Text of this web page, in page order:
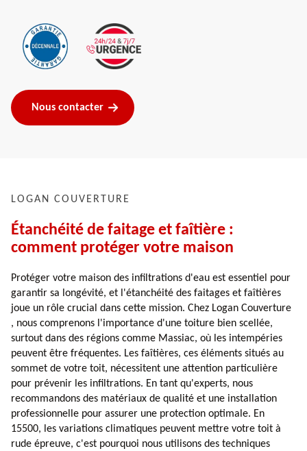
Nous contacter
LOGAN COUVERTURE
Étanchéité de faitage et faîtière :
comment protéger votre maison
Protéger votre maison des infiltrations d'eau est essentiel pour
garantir sa longévité, et l'étanchéité des faitages et faîtières
joue un rôle crucial dans cette mission. Chez Logan Couverture
, nous comprenons l'importance d'une toiture bien scellée,
surtout dans des régions comme Massiac, où les intempéries
peuvent être fréquentes. Les faîtières, ces éléments situés au
sommet de votre toit, nécessitent une attention particulière
pour prévenir les infiltrations. En tant qu'experts, nous
recommandons des matériaux de qualité et une installation
professionnelle pour assurer une protection optimale. En
15500, les variations climatiques peuvent mettre votre toit à
rude épreuve, c'est pourquoi nous utilisons des techniques